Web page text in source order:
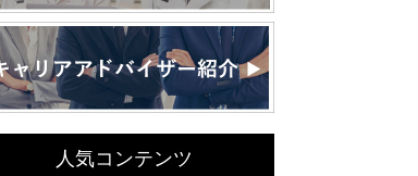
人気コンテンツ